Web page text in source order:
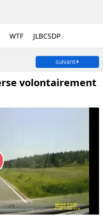
WTF JLBCSDP
suivant
volontairement